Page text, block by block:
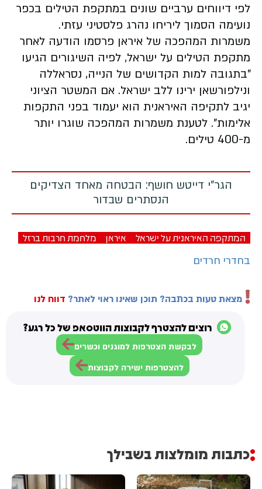
לפי דיווחים ערביים שונים במתקפת הטילים בכפר
נועימה הסמוך ליריחו נהרג פלסטיני עזתי.
משמרות המהפכה של איראן פרסמו הודעה לאחר
מתקפת הטילים על ישראל, לפיה השיגורים הגיעו
"בתגובה למות הקדושים של הנייה, נסראללה
ונילפורשאן ירינו ללב ישראל. אם המשטר הציוני
יגיב לתקיפה האיראנית הוא יעמוד בפני התקפות
אלימות". לטענת משמרות המהפכה שוגרו יותר
מ-400 טילים.
הגר"י דייטש חושף: הבטחה מאחד הצדיקים
הנסתרים שבדור
המתקפה האיראנית על ישראל איראן מלחמת חרבות ברזל
בחדרי חרדים
מצאת טעות בכתבה? תוכן שאינו ראוי לאתר? דווח לנו
רוצים להצטרף לקבוצות הווטסאפ של כל רגע?
לבקשת הצטרפות למוגנים וכשרים
להצטרפות ישירה לקבוצות
כתבות מומלצות בשבילך